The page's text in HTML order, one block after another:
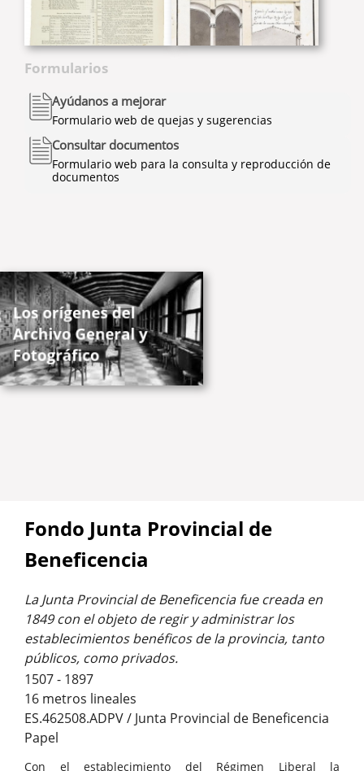
Formularios
Ayúdanos a mejorar
Formulario web de quejas y sugerencias
Consultar documentos
Formulario web para la consulta y reproducción de
documentos
Fondo Junta Provincial de
Beneficencia
La Junta Provincial de Beneficencia fue creada en
1849 con el objeto de regir y administrar los
establecimientos benéficos de la provincia, tanto
públicos, como privados.
1507 - 1897
16 metros lineales
ES.462508.ADPV / Junta Provincial de Beneficencia
Papel
Con el establecimiento del Régimen Liberal la